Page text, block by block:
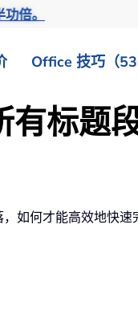
倍。
Office 技巧（
有标题
如何才能高效地快